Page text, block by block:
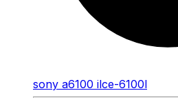
sony a6100 ilce-6100l